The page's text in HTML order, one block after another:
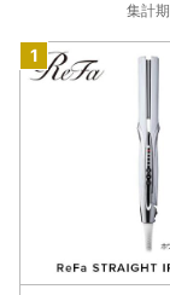
集計